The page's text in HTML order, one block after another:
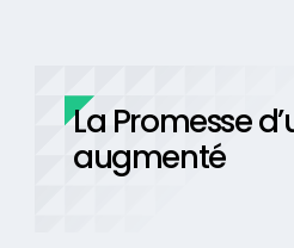
La Promesse
augmenté